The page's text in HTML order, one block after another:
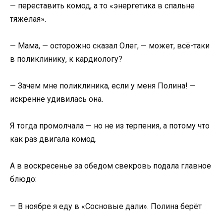
— переставить комод, а то «энергетика в спальне
тяжёлая».
— Мама, — осторожно сказал Олег, — может, всё-таки
в поликлинику, к кардиологу?
— Зачем мне поликлиника, если у меня Полина! —
искренне удивилась она.
Я тогда промолчала — но не из терпения, а потому что
как раз двигала комод.
А в воскресенье за обедом свекровь подала главное
блюдо:
— В ноябре я еду в «Сосновые дали». Полина берёт